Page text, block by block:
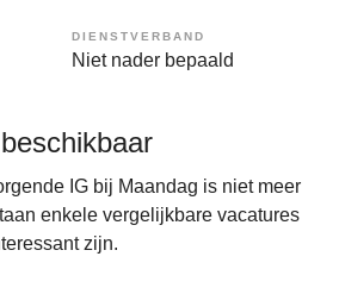
DIENSTVERBAND
Niet nader bepaald
IG bij Maandag is niet meer
enkele vergelijkbare vacatures
zijn.